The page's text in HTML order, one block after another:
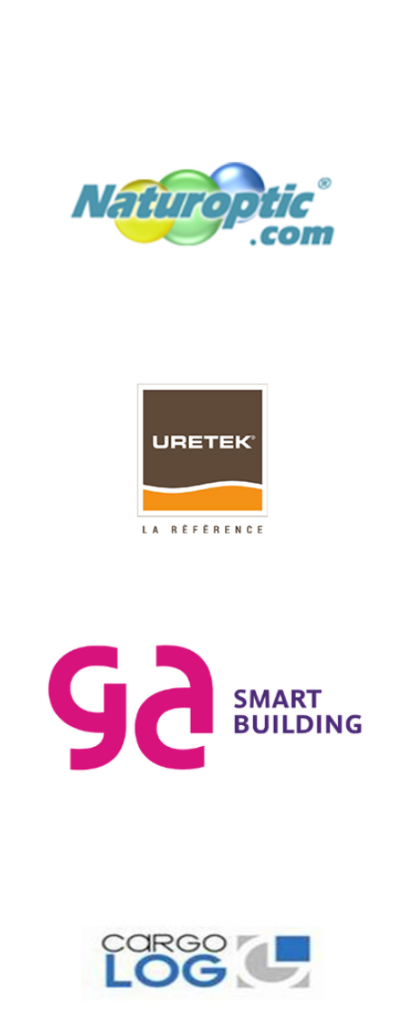
NATUROPTIC, LOGISTIQUE E-COMMERCE
Des produits fragiles à forte valeur, une grande diversité de
clients : Découvrez les spécificités des produits optiques.
Pour ce spécialiste de la consolidation des sols, Denjean
EQUILAB, LOGISTIQUE INDUSTRIELLE
Denjean Logistique prend en charge le stockage de certains
équipements pour Equilab, filiale matériel Groupe GA.
Denjean Logistique a accompagné le Groupe CARGO dans la
mise en place d'une logistique centralisée.